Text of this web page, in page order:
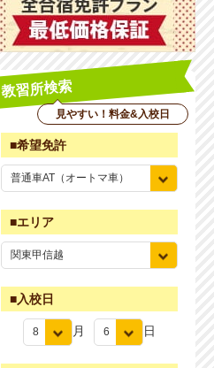
教習所検索
見やすい！料金&入校日
■希望免許
■エリア
■入校日
月 日